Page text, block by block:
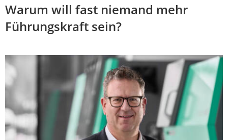
Warum will fast niemand mehr
Führungskraft sein?